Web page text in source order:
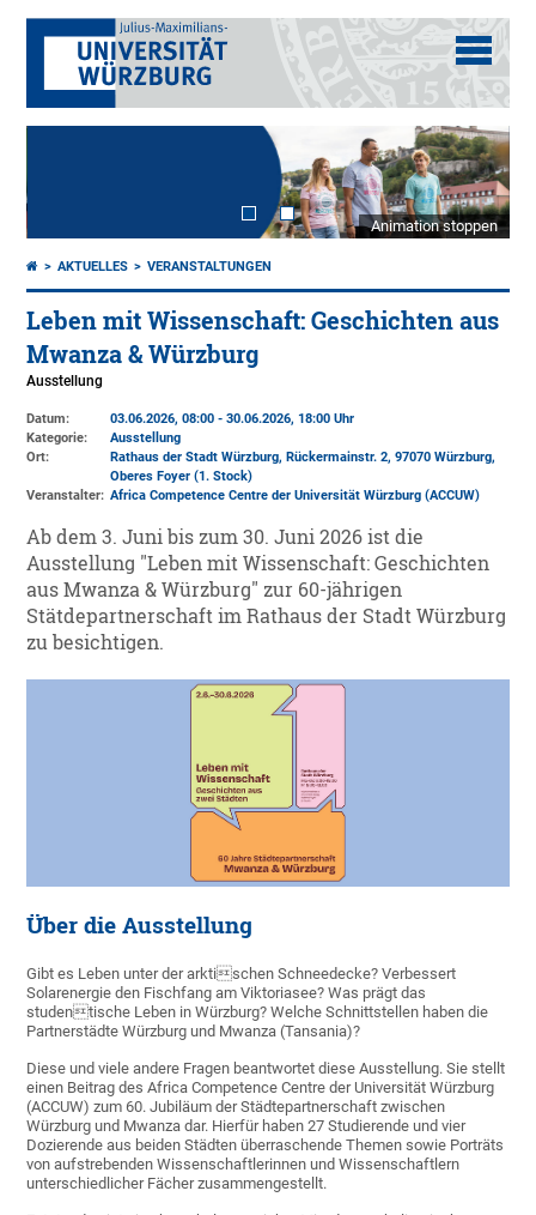
Animation stoppen
AKTUELLES VERANSTALTUNGEN
Leben mit Wissenschaft: Geschichten aus
Mwanza & Würzburg
Ausstellung
Datum:
03.06.2026, 08:00 - 30.06.2026, 18:00 Uhr
Kategorie:
Ausstellung
Ort:
Rathaus der Stadt Würzburg, Rückermainstr. 2, 97070 Würzburg,
Oberes Foyer (1. Stock)
Veranstalter: Africa Competence Centre der Universität Würzburg (ACCUW)
Ab dem 3. Juni bis zum 30. Juni 2026 ist die
Ausstellung "Leben mit Wissenschaft: Geschichten
aus Mwanza & Würzburg" zur 60-jährigen
Stätdepartnerschaft im Rathaus der Stadt Würzburg
zu besichtigen.
Über die Ausstellung
Gibt es Leben unter der arktischen Schneedecke? Verbessert
Solarenergie den Fischfang am Viktoriasee? Was prägt das
studentische Leben in Würzburg? Welche Schnittstellen haben die
Partnerstädte Würzburg und Mwanza (Tansania)?
Diese und viele andere Fragen beantwortet diese Ausstellung. Sie stellt
einen Beitrag des Africa Competence Centre der Universität Würzburg
(ACCUW) zum 60. Jubiläum der Städtepartnerschaft zwischen
Würzburg und Mwanza dar. Hierfür haben 27 Studierende und vier
Dozierende aus beiden Städten überraschende Themen sowie Porträts
von aufstrebenden Wissenschaftlerinnen und Wissenschaftlern
unterschiedlicher Fächer zusammengestellt.